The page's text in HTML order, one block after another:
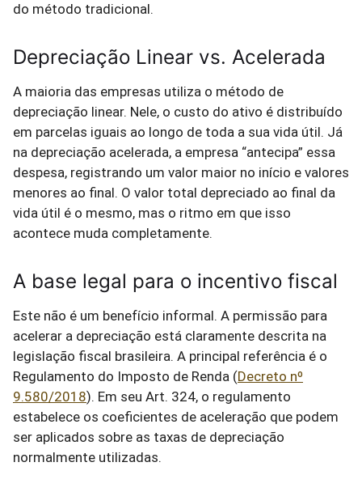
do método tradicional.
Depreciação Linear vs. Acelerada
A maioria das empresas utiliza o método de
depreciação linear. Nele, o custo do ativo é distribuído
em parcelas iguais ao longo de toda a sua vida útil. Já
na depreciação acelerada, a empresa “antecipa” essa
despesa, registrando um valor maior no início e valores
menores ao final. O valor total depreciado ao final da
vida útil é o mesmo, mas o ritmo em que isso
acontece muda completamente.
A base legal para o incentivo fiscal
Este não é um benefício informal. A permissão para
acelerar a depreciação está claramente descrita na
legislação fiscal brasileira. A principal referência é o
Regulamento do Imposto de Renda (Decreto nº
9.580/2018). Em seu Art. 324, o regulamento
estabelece os coeficientes de aceleração que podem
ser aplicados sobre as taxas de depreciação
normalmente utilizadas.